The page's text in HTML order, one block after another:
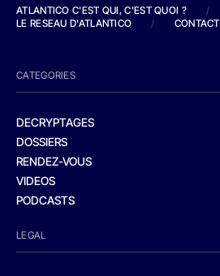
ATLANTICO C'EST QUI, C'EST QUOI ?
/
LE RESEAU D'ATLANTICO
/ CONTACT
CATEGORIES
DECRYPTAGES
DOSSIERS
RENDEZ-VOUS
VIDEOS
PODCASTS
LEGAL